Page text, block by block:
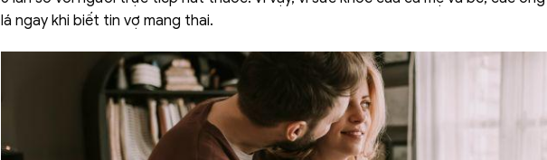
lá ngay khi biết tin vợ mang thai.